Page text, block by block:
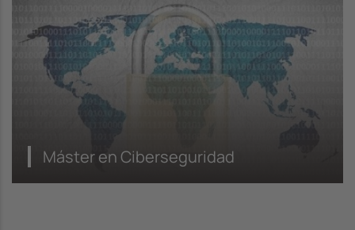
Máster en Ciberseguridad